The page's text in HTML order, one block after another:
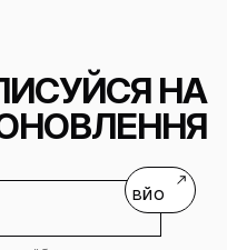
НА
вйо
тобі!